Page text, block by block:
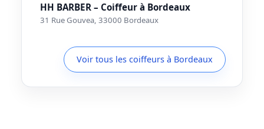
HH BARBER – Coiffeur à Bordeaux
31 Rue Gouvea, 33000 Bordeaux
Voir tous les coiffeurs à Bordeaux